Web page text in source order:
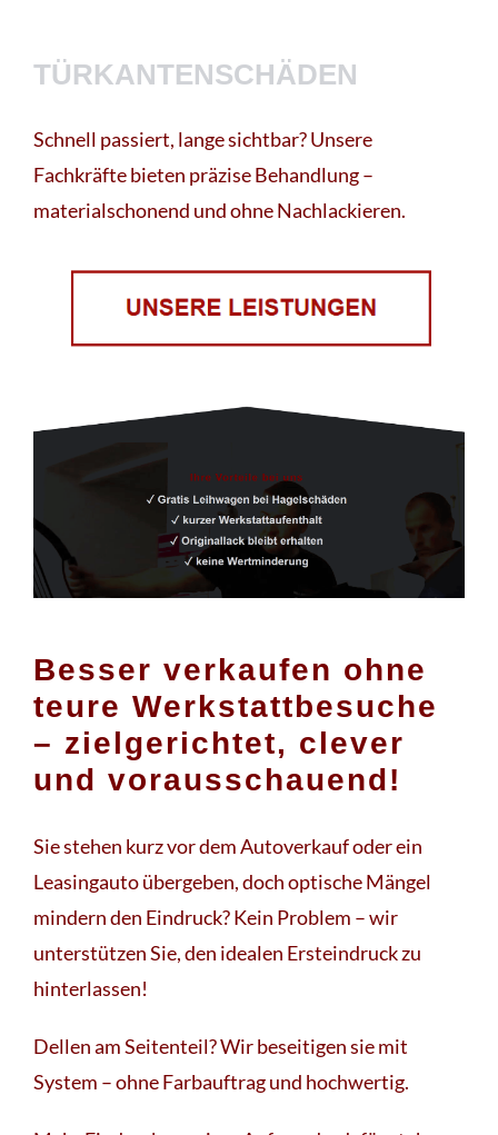
TÜRKANTENSCHÄDEN
Schnell passiert, lange sichtbar? Unsere
Fachkräfte bieten präzise Behandlung –
materialschonend und ohne Nachlackieren.
Besser verkaufen ohne
teure Werkstattbesuche
– zielgerichtet, clever
und vorausschauend!
Sie stehen kurz vor dem Autoverkauf oder ein
Leasingauto übergeben, doch optische Mängel
mindern den Eindruck? Kein Problem – wir
unterstützen Sie, den idealen Ersteindruck zu
hinterlassen!
Dellen am Seitenteil? Wir beseitigen sie mit
System – ohne Farbauftrag und hochwertig.